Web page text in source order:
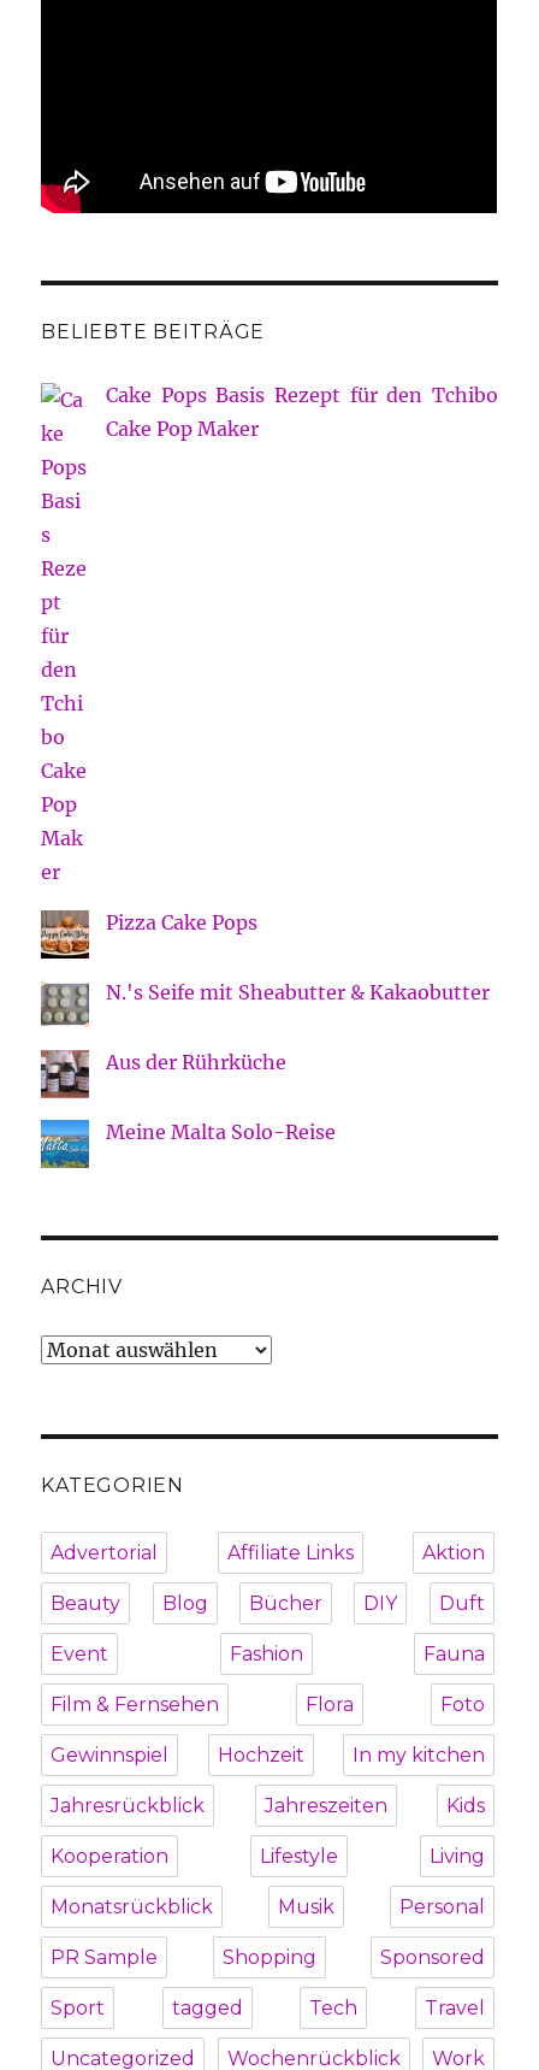
BELIEBTE BEITRÄGE
Cake Pops Basis Rezept für den Tchibo
Cake Pop Maker
Pizza Cake Pops
N.'s Seife mit Sheabutter & Kakaobutter
Aus der Rührküche
Meine Malta Solo-Reise
ARCHIV
Archiv
KATEGORIEN
Advertorial Affiliate Links Aktion
Beauty Blog Bücher DIY Duft
Event Fashion Fauna
Film & Fernsehen Flora Foto
Gewinnspiel Hochzeit In my kitchen
Jahresrückblick Jahreszeiten Kids
Kooperation Lifestyle Living
Monatsrückblick Musik Personal
PR Sample Shopping Sponsored
Sport tagged Tech Travel
Uncategorized Wochenrückblick Work